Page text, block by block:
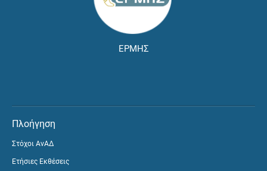
ΕΡΜΗΣ
Πλοήγηση
Στόχοι ΑνΑΔ
Ετήσιες Εκθέσεις